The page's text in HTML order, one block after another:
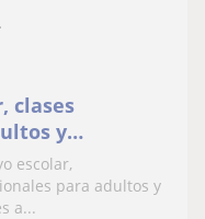
clases
y
online o
escolar,
para adultos y
a...